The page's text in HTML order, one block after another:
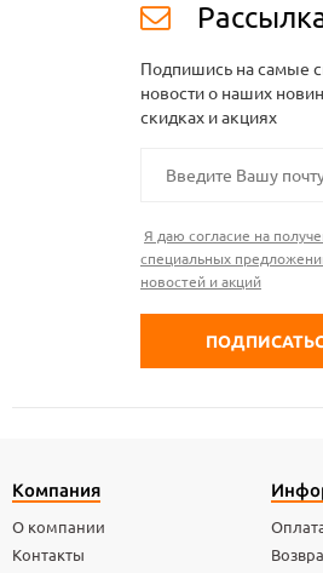
Подпишись на самые
новости о наших
скидках и акциях
Я даю согласие на
специальных
новостей и акций
Компания
О компании
Контакты